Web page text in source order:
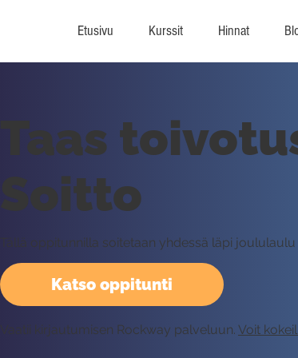
Etusivu Kurssit Hinnat
Katso oppitunti
Taas
Soitto
Tällä oppitunnilla soitetaan yhdessä läpi
Vaatii kirjautumisen Rockway palveluun. Voit